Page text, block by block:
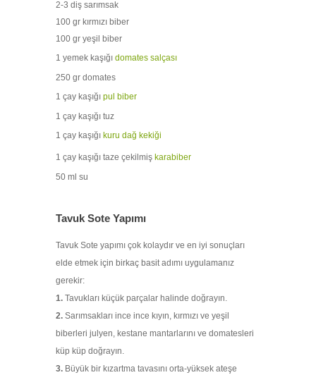
2-3 diş sarımsak
100 gr kırmızı biber
100 gr yeşil biber
1 yemek kaşığı domates salçası
250 gr domates
1 çay kaşığı pul biber
1 çay kaşığı tuz
1 çay kaşığı kuru dağ kekiği
1 çay kaşığı taze çekilmiş karabiber
50 ml su
Tavuk Sote Yapımı
Tavuk Sote yapımı çok kolaydır ve en iyi sonuçları
elde etmek için birkaç basit adımı uygulamanız
gerekir:
1. Tavukları küçük parçalar halinde doğrayın.
2. Sarımsakları ince ince kıyın, kırmızı ve yeşil
biberleri julyen, kestane mantarlarını ve domatesleri
küp küp doğrayın.
3. Büyük bir kızartma tavasını orta-yüksek ateşe